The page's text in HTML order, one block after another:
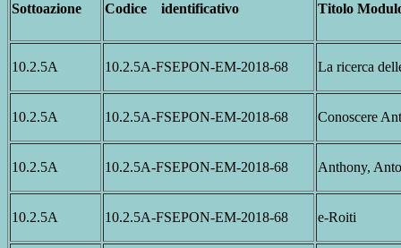
Sottoazione Codice identificativo Titolo
10.2.5A 10.2.5A-FSEPON-EM-2018-68 La ricerca
10.2.5A 10.2.5A-FSEPON-EM-2018-68 Conoscere
10.2.5A 10.2.5A-FSEPON-EM-2018-68 Anthony,
10.2.5A 10.2.5A-FSEPON-EM-2018-68 e-Roiti